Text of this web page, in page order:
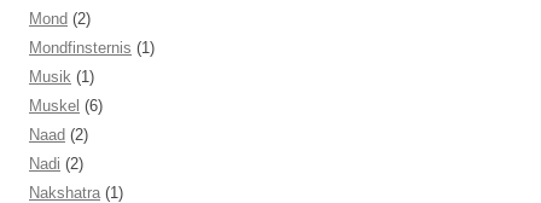
Mond (2)
Mondfinsternis (1)
Musik (1)
Muskel (6)
Naad (2)
Nadi (2)
Nakshatra (1)